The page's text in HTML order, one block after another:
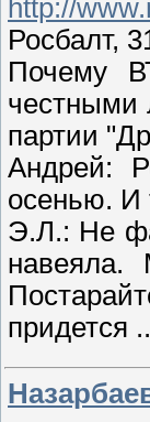
http://
Росбалт,
Почему
честными
партии
Андрей:
осенью. И
Э.Л.: Не
навеяла.
придется